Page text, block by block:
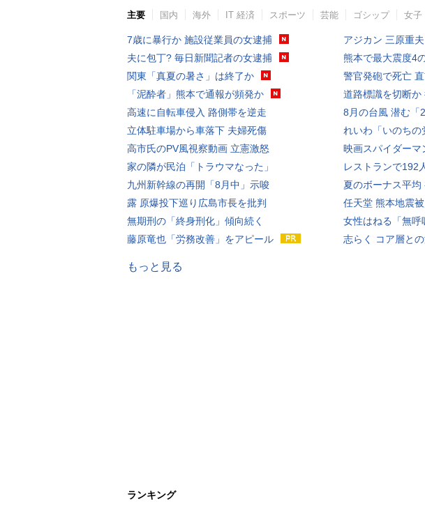
主要 国内 海外 IT 経済 スポーツ 芸能 ゴシップ 女子
7歳に暴行か 施設従業員の女逮捕
夫に包丁? 毎日新聞記者の女逮捕
関東「真夏の暑さ」は終了か
「泥酔者」熊本で通報が頻発か
高速に自転車侵入 路側帯を逆走
立体駐車場から車落下 夫婦死傷
高市氏のPV風視察動画 立憲激怒
家の隣が民泊「トラウマなった」
九州新幹線の再開「8月中」示唆
露 原爆投下巡り広島市長を批判
無期刑の「終身刑化」傾向続く
藤原竜也「労務改善」をアピール
アジカン 三原重
熊本で最大震度4
警官発砲で死亡
道路標識を切断か
8月の台風 潜む「2
れいわ「いのちの
映画スパイダーマ
レストランで192
夏のボーナス平均
任天堂 熊本地震
女性はねる「無呼
志らく コア層と
もっと見る
ランキング